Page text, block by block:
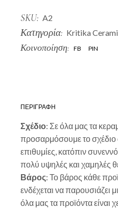
SKU: A2
Κατηγορία: Kritika
Κοινοποίηση: FB PIN
ΠΕΡΙΓΡΑΦΗ
Σχέδιο: Σε όλα μας τα
προσαρμόσουμε το σχέδιο
επιθυμίες, κατόπιν
πολύ υψηλές και χαμηλές
Βάρος: Το βάρος κάθε
ενδέχεται να παρουσιάζει
όλα μας τα προϊόντα είναι